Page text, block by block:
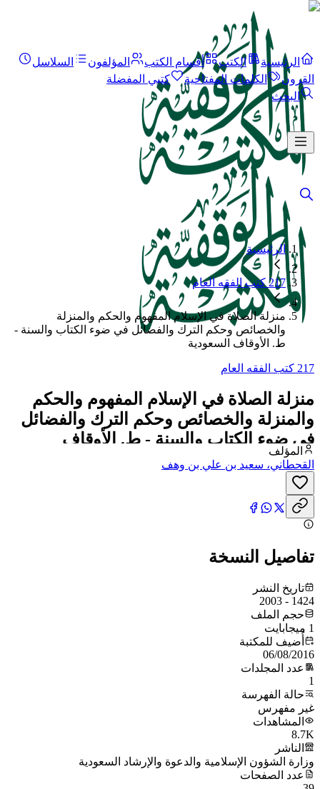
الرئيسية الكتب أقسام الكتب المؤلفون
السلاسل
القرون
الكلمات المفتاحية
كتبي المفضلة
البحث
الرئيسية
217 كتب الفقه العام
منزلة الصلاة في الإسلام المفهوم والحكم والمنزلة
والخصائص وحكم الترك والفضائل في ضوء الكتاب والسنة -
ط. الأوقاف السعودية
217 كتب الفقه العام
منزلة الصلاة في الإسلام المفهوم والحكم
والمنزلة والخصائص وحكم الترك والفضائل
في ضوء الكتاب والسنة - ط. الأوقاف
السعودية
المؤلف
القحطاني، سعيد بن علي بن وهف
تفاصيل النسخة
تاريخ النشر
1424 - 2003
حجم الملف
1 ميجابايت
أُضيف للمكتبة
06/08/2016
عدد المجلدات
1
حالة الفهرسة
غير مفهرس
المشاهدات
8.7K
الناشر
وزارة الشؤون الإسلامية والدعوة والإرشاد السعودية
عدد الصفحات